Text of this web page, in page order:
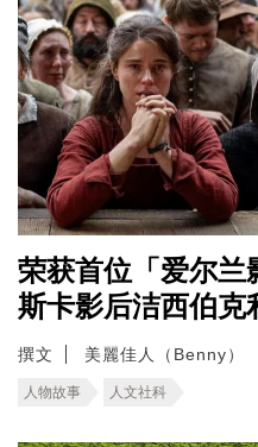
荣获首位「爱尔兰
斯卡影后洁西伯克
撰文 美麗佳人（Benny）
人物故事 人文社科